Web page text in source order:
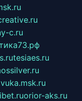
c.ru
tesiaes.ru
orior-aks.ru